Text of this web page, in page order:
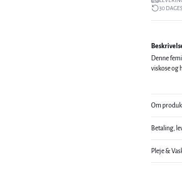
30
Denne
viskose og
Om
Betaling,
Pleje &